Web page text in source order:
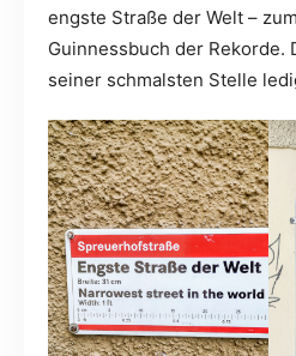
engste Straße der Welt –
Guinnessbuch der Rekorde.
seiner schmalsten Stelle